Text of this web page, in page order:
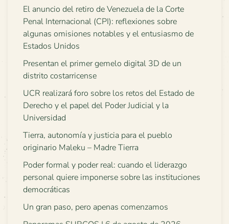
El anuncio del retiro de Venezuela de la Corte
Penal Internacional (CPI): reflexiones sobre
algunas omisiones notables y el entusiasmo de
Estados Unidos
Presentan el primer gemelo digital 3D de un
distrito costarricense
UCR realizará foro sobre los retos del Estado de
Derecho y el papel del Poder Judicial y la
Universidad
Tierra, autonomía y justicia para el pueblo
originario Maleku – Madre Tierra
Poder formal y poder real: cuando el liderazgo
personal quiere imponerse sobre las instituciones
democráticas
Un gran paso, pero apenas comenzamos